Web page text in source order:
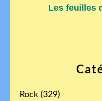
Rock (329)
Les feuilles